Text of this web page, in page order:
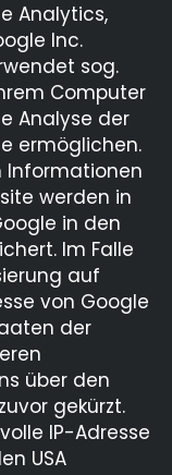
Analytics,
Inc.
sog.
Computer
Analyse der
ermöglichen.
Informationen
werden in
in den
Im Falle
auf
von Google
der
über den
gekürzt.
IP-Adresse
USA